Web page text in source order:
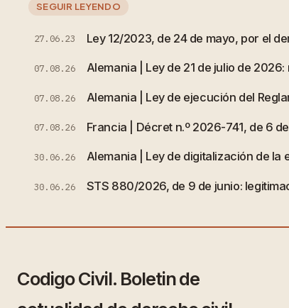
SEGUIR LEYENDO
27.06.23 Ley 12/2023, de 24 de mayo, por el
07.08.26 Alemania | Ley de 21 de julio de
07.08.26 Alemania | Ley de ejecución del
07.08.26 Francia | Décret n.º 2026-741, de 6
30.06.26 Alemania | Ley de digitalización de la
30.06.26 STS 880/2026, de 9 de junio:
Codigo Civil. Boletin de